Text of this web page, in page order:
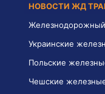
НОВОСТИ ЖД
Железнодорожный
Украинские
Польские
Чешские